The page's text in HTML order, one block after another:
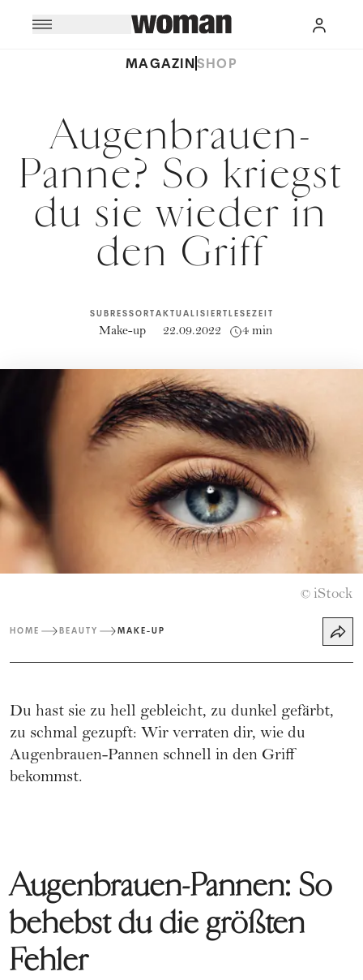
MAGAZINSHOP
Augenbrauen-
Panne? So kriegst
du sie wieder in
den Griff
SUBRESSORT
Make-up
AKTUALISIERT
22.09.2022
LESEZEIT
4 min
© iStock
HOME BEAUTY MAKE-UP
Du hast sie zu hell gebleicht, zu dunkel gefärbt,
zu schmal gezupft: Wir verraten dir, wie du
Augenbrauen-Pannen schnell in den Griff
bekommst.
Augenbrauen-Pannen: So
behebst du die größten
Fehler